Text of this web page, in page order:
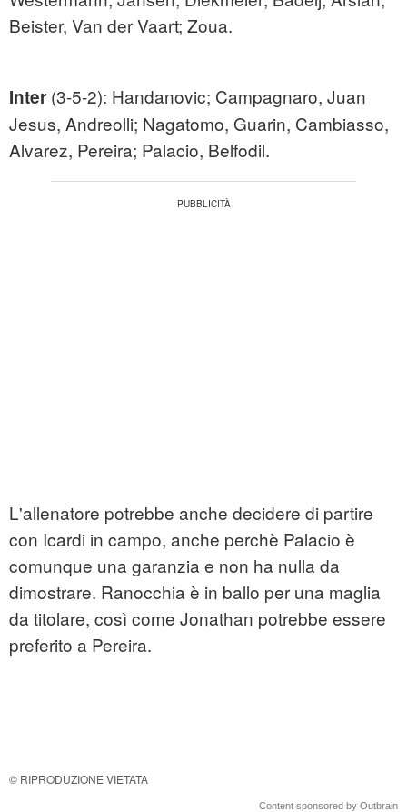
Beister, Van der Vaart; Zoua.
Inter (3-5-2): Handanovic; Campagnaro, Juan
Jesus, Andreolli; Nagatomo, Guarin, Cambiasso,
Alvarez, Pereira; Palacio, Belfodil.
L'allenatore potrebbe anche decidere di partire
con Icardi in campo, anche perchè Palacio è
comunque una garanzia e non ha nulla da
dimostrare. Ranocchia è in ballo per una maglia
da titolare, così come Jonathan potrebbe essere
preferito a Pereira.
© RIPRODUZIONE VIETATA
Content sponsored by Outbrain